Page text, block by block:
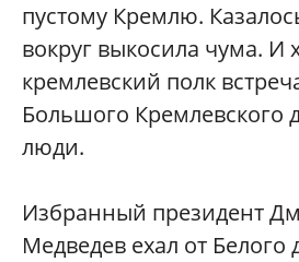
пустому Кремлю.
вокруг выкосила чума. И
кремлевский полк
Большого Кремлевского
люди.
Избранный президент
Медведев ехал от Белого